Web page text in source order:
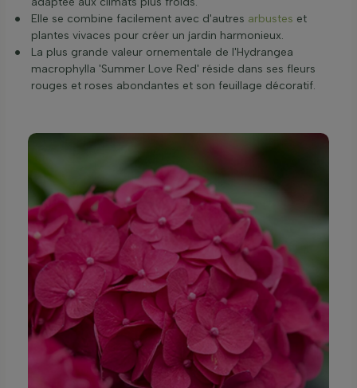
Elle se combine facilement avec d'autres arbustes et
plantes vivaces pour créer un jardin harmonieux.
La plus grande valeur ornementale de l'Hydrangea
macrophylla 'Summer Love Red' réside dans ses fleurs
rouges et roses abondantes et son feuillage décoratif.